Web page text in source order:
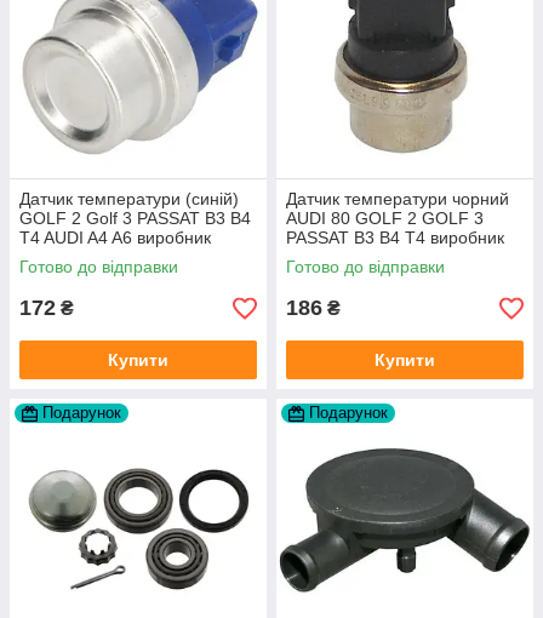
Датчик температури (синій)
GOLF 2 Golf 3 PASSAT B3 B4
T4 AUDI A4 A6 виробник
Topran Німеччина
Готово до відправки
172 ₴
Купити
Датчик температури чорний
AUDI 80 GOLF 2 GOLF 3
PASSAT B3 B4 T4 виробник
TOPRAN Німеччина
Готово до відправки
186 ₴
Купити
Подарунок Подарунок